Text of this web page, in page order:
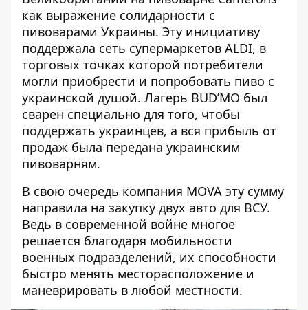
как выражение солидарности с
пивоварами Украины. Эту инициативу
поддержала сеть супермаркетов ALDI, в
торговых точках которой потребители
могли приобрести и попробовать пиво с
украинской душой. Лагерь BUD’MO был
сварен специально для того, чтобы
поддержать украинцев, а вся прибыль от
продаж была передана украинским
пивоварням.
В свою очередь компания MOVA эту сумму
направила на закупку двух авто для ВСУ.
Ведь в современной войне многое
решается благодаря мобильности
военных подразделений, их способности
быстро менять месторасположение и
маневрировать в любой местности.